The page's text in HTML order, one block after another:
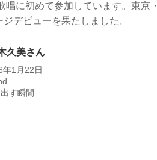
に初めて参加しています。東京・
デビューを果たしました。
久美さん
1月22日
す瞬間